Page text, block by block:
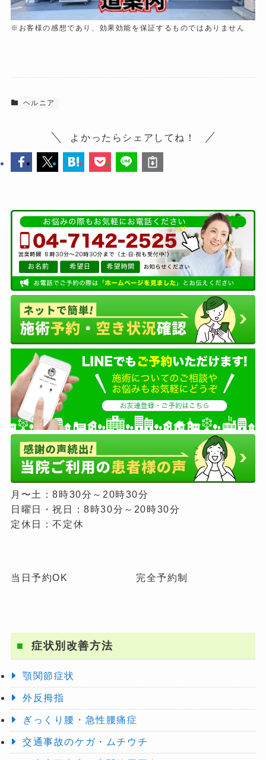
※お客様の感想であり、効果効能を保証するものではありません
ヘルニア
よかったらシェアしてね！
月〜土：8時30分～20時30分
日曜日・祝日：8時30分～20時30分
定休日：不定休
当日予約OK 完全予約制
症状別改善方法
顎関節症状
外反拇指
ぎっくり腰・急性腰痛症
交通事故のケガ・ムチウチ